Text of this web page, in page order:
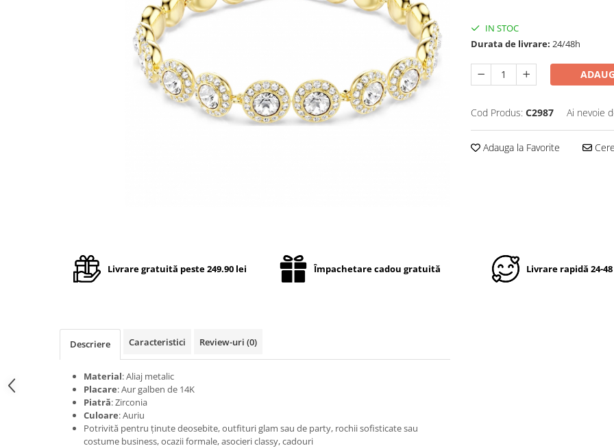
IN STOC
Durata de livrare: 24/48h
Cod Produs: C2987 Ai nevoie
Adauga la Favorite
Livrare gratuită peste 249.90 lei Împachetare cadou gratuită Livrare rapidă 24-
Descriere Caracteristici Review-uri (0)
Material: Aliaj metalic
Placare: Aur galben de 14K
Piatră: Zirconia
Culoare: Auriu
Potrivită pentru ținute deosebite, outfituri glam sau de party, rochii sofisticate sau
costume business, ocazii formale, asocieri classy, cadouri